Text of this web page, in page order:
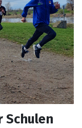
Schulen